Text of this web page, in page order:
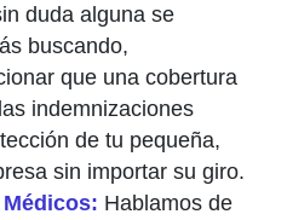
duda alguna se
buscando,
que una cobertura
indemnizaciones
de tu pequeña,
sin importar su giro.
Hablamos de